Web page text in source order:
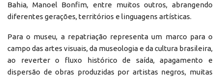
Bahia, Manoel Bonfim, entre muitos outros, abrangendo
diferentes gerações, territórios e linguagens artísticas.
Para o museu, a repatriação representa um marco para o
campo das artes visuais, da museologia e da cultura brasileira,
ao reverter o fluxo histórico de saída, apagamento e
dispersão de obras produzidas por artistas negros, muitas